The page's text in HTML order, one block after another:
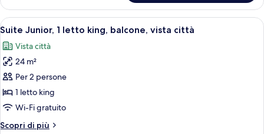
vista
città
City,
letti
multipli,
bagni,
vista
Apri
tutte
le
foto
per
Suite
Junior,
Una camera d'albergo con un letto
5
Suite Junior, 1 letto king, balcone, vista città
Vista città
24 m²
Per 2 persone
1 letto king
Wi-Fi gratuito
Scopri di più
Altri